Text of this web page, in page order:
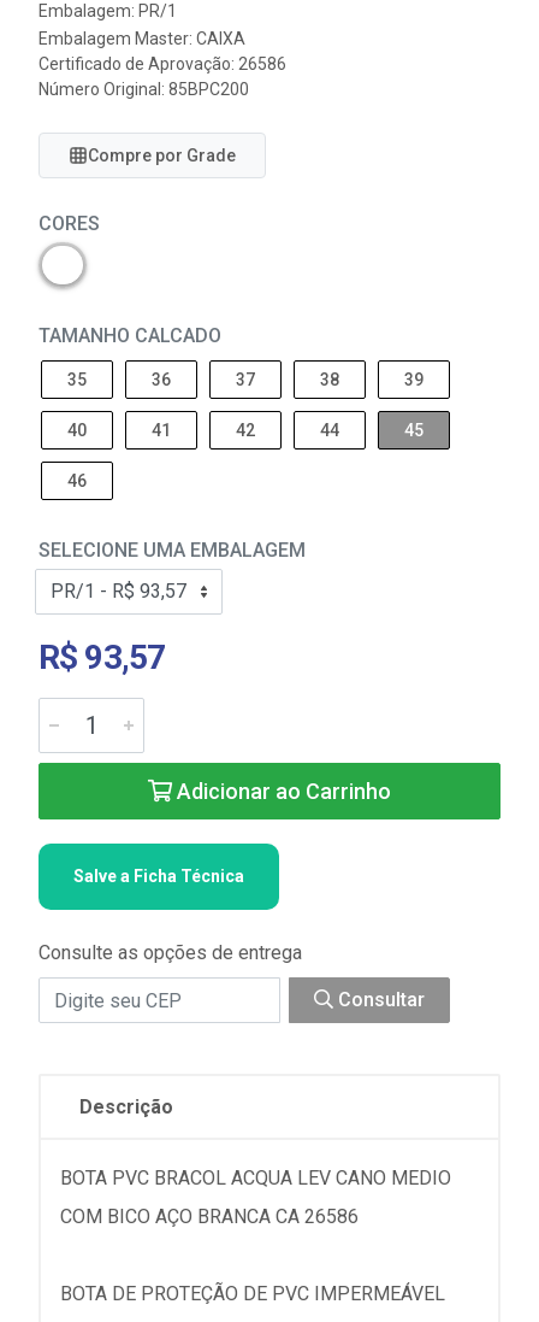
Embalagem: PR/1
Embalagem Master: CAIXA
Certificado de Aprovação: 26586
Número Original: 85BPC200
Compre por Grade
CORES
TAMANHO CALCADO
35 36 37 38 39
40 41 42 44 45
46
SELECIONE UMA EMBALAGEM
R$ 93,57
Adicionar ao Carrinho
Salve a Ficha Técnica
Consulte as opções de entrega
Consultar
Descrição
BOTA PVC BRACOL ACQUA LEV CANO MEDIO
COM BICO AÇO BRANCA CA 26586
BOTA DE PROTEÇÃO DE PVC IMPERMEÁVEL